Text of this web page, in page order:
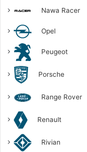
Nawa Racer
Opel
Peugeot
Porsche
Range Rover
Renault
Rivian